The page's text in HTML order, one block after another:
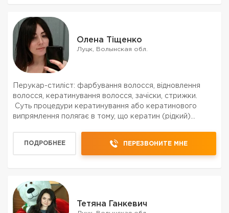
Олена Тіщенко
Луцк, Волынская обл.
Перукар-стиліст: фарбування волосся, відновлення
волосся, кератинування волосся, зачіски, стрижки.
Суть процедури кератинування або кератинового
випрямлення полягає в тому, що кератин (рідкий)
набуває...
ПОДРОБНЕЕ ПЕРЕЗВОНИТЕ МНЕ
Тетяна Ганкевич